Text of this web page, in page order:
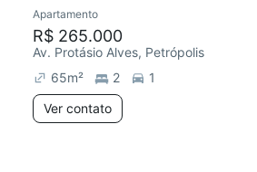
Apartamento
R$ 265.000
Av. Protásio Alves, Petrópolis
65m² 2
1
Ver contato